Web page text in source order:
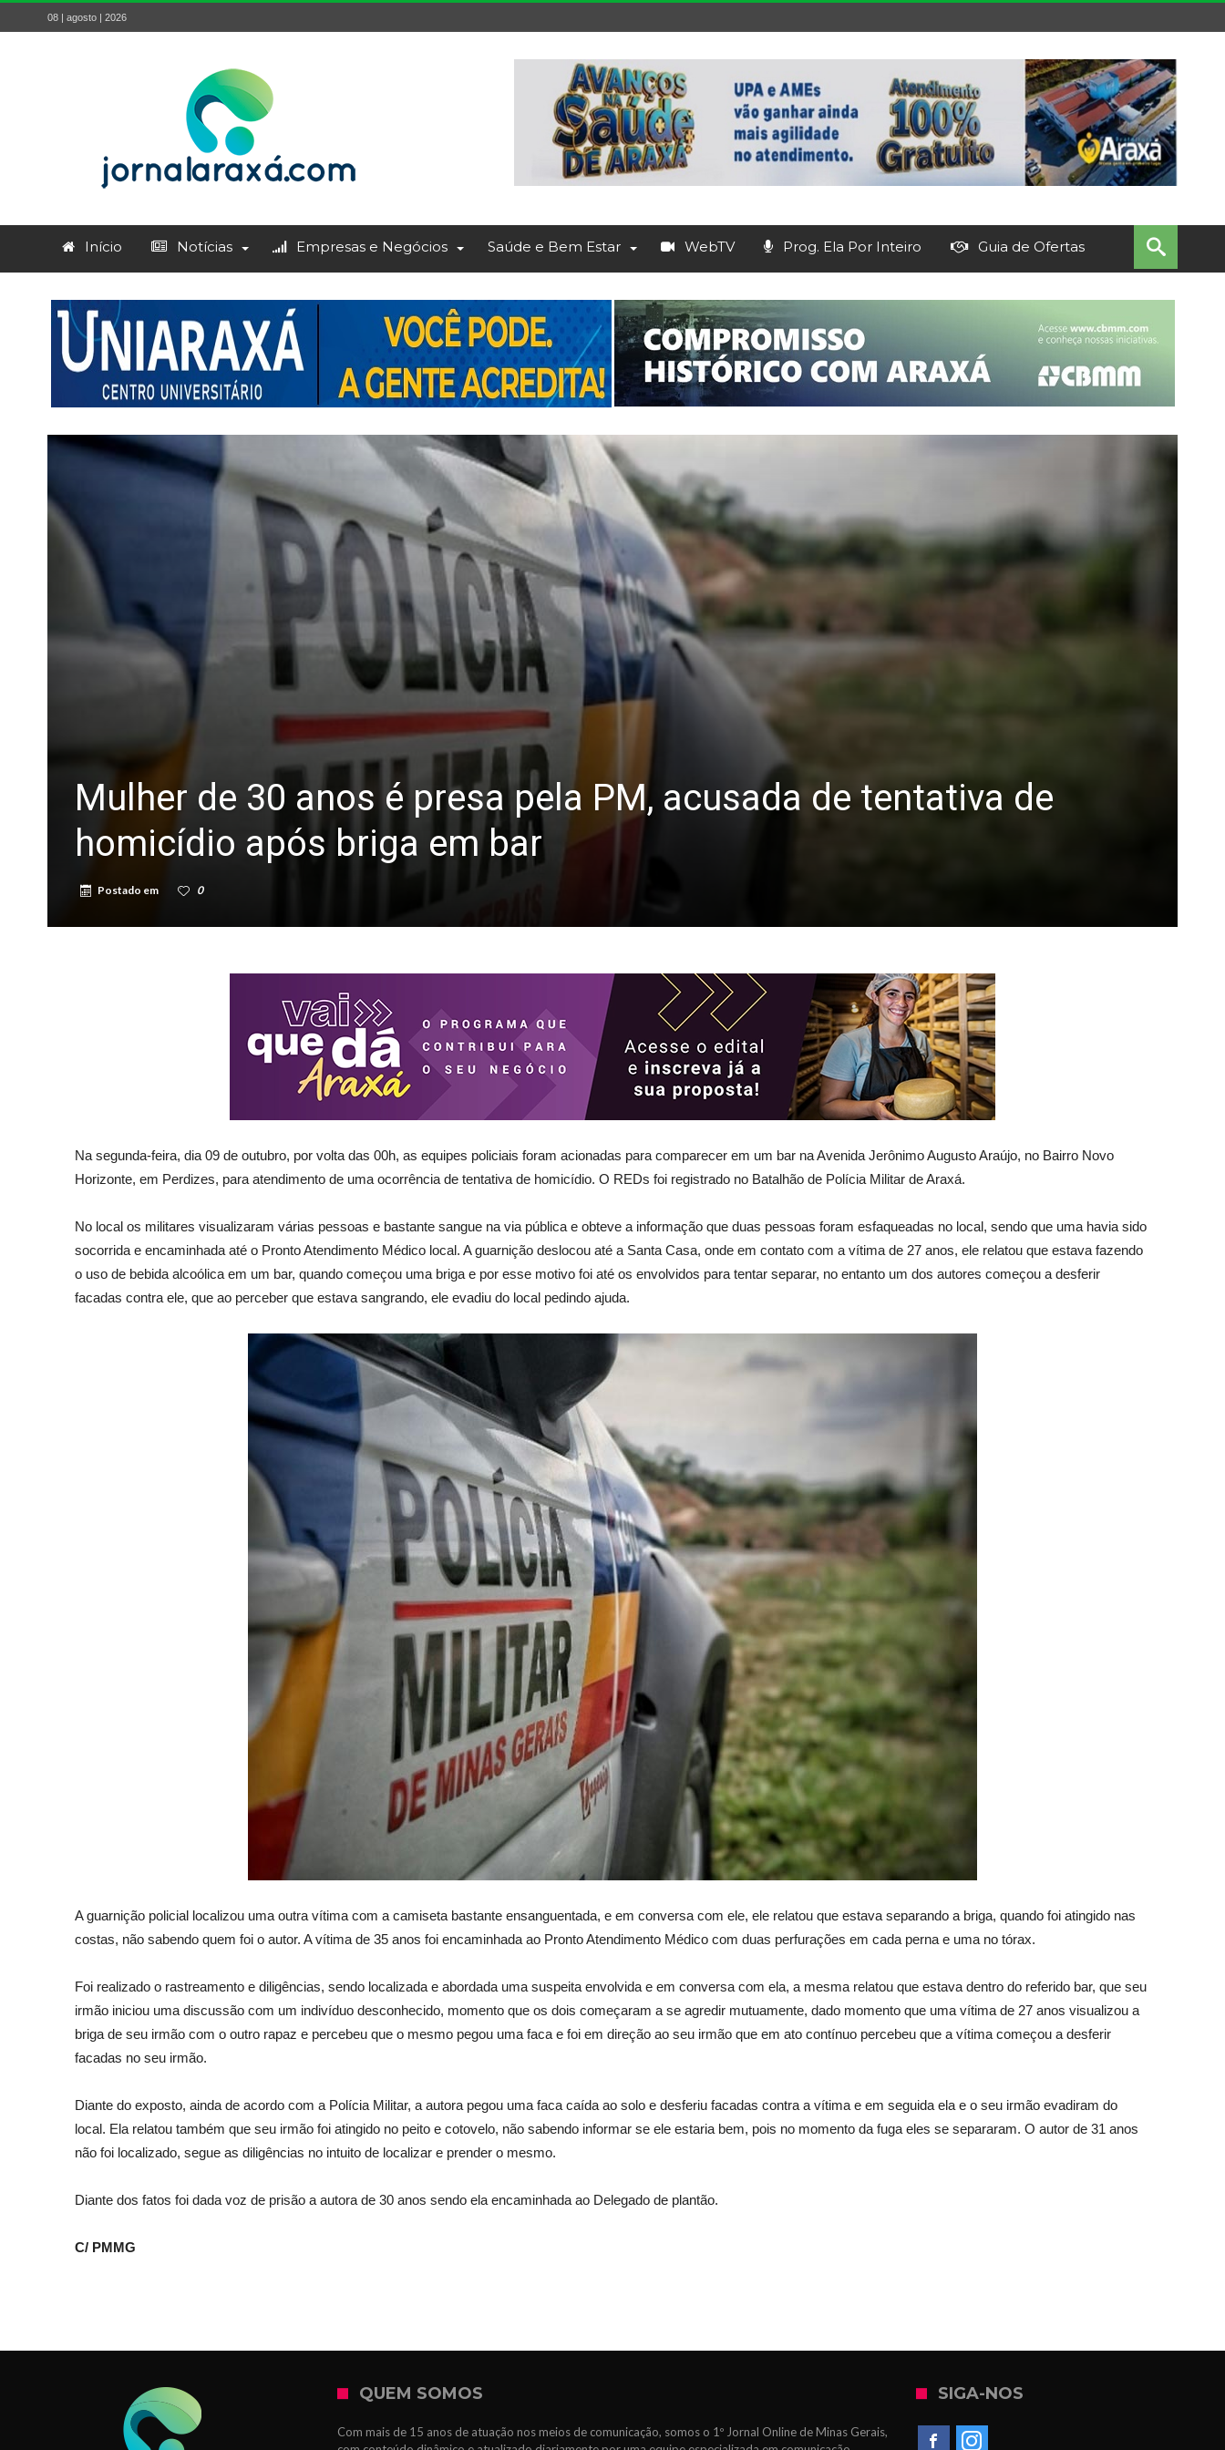
08 | agosto | 2026
Início Notícias Empresas e Negócios Saúde e Bem Estar WebTV Prog. Ela Por Inteiro Guia de Ofertas
Mulher de 30 anos é presa pela PM, acusada de tentativa de
homicídio após briga em bar
Postado em 0
Na segunda-feira, dia 09 de outubro, por volta das 00h, as equipes policiais foram acionadas para comparecer em um bar na Avenida Jerônimo Augusto Araújo, no Bairro Novo
Horizonte, em Perdizes, para atendimento de uma ocorrência de tentativa de homicídio. O REDs foi registrado no Batalhão de Polícia Militar de Araxá.
No local os militares visualizaram várias pessoas e bastante sangue na via pública e obteve a informação que duas pessoas foram esfaqueadas no local, sendo que uma havia sido
socorrida e encaminhada até o Pronto Atendimento Médico local. A guarnição deslocou até a Santa Casa, onde em contato com a vítima de 27 anos, ele relatou que estava fazendo
o uso de bebida alcoólica em um bar, quando começou uma briga e por esse motivo foi até os envolvidos para tentar separar, no entanto um dos autores começou a desferir
facadas contra ele, que ao perceber que estava sangrando, ele evadiu do local pedindo ajuda.
A guarnição policial localizou uma outra vítima com a camiseta bastante ensanguentada, e em conversa com ele, ele relatou que estava separando a briga, quando foi atingido nas
costas, não sabendo quem foi o autor. A vítima de 35 anos foi encaminhada ao Pronto Atendimento Médico com duas perfurações em cada perna e uma no tórax.
Foi realizado o rastreamento e diligências, sendo localizada e abordada uma suspeita envolvida e em conversa com ela, a mesma relatou que estava dentro do referido bar, que seu
irmão iniciou uma discussão com um indivíduo desconhecido, momento que os dois começaram a se agredir mutuamente, dado momento que uma vítima de 27 anos visualizou a
briga de seu irmão com o outro rapaz e percebeu que o mesmo pegou uma faca e foi em direção ao seu irmão que em ato contínuo percebeu que a vítima começou a desferir
facadas no seu irmão.
Diante do exposto, ainda de acordo com a Polícia Militar, a autora pegou uma faca caída ao solo e desferiu facadas contra a vítima e em seguida ela e o seu irmão evadiram do
local. Ela relatou também que seu irmão foi atingido no peito e cotovelo, não sabendo informar se ele estaria bem, pois no momento da fuga eles se separaram. O autor de 31 anos
não foi localizado, segue as diligências no intuito de localizar e prender o mesmo.
Diante dos fatos foi dada voz de prisão a autora de 30 anos sendo ela encaminhada ao Delegado de plantão.
C/ PMMG
QUEM SOMOS
Com mais de 15 anos de atuação nos meios de comunicação, somos o 1º Jornal Online de Minas Gerais,
SIGA-NOS